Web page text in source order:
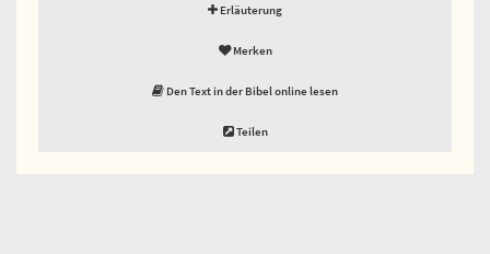
Erläuterung
Merken
Den Text in der Bibel online lesen
Teilen